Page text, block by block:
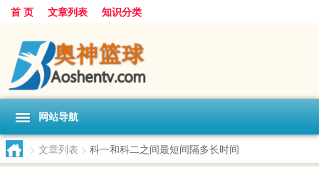
首 页 文章列表 知识分类
网站导航
> 文章列表 > 科一和科二之间最短间隔多长时间